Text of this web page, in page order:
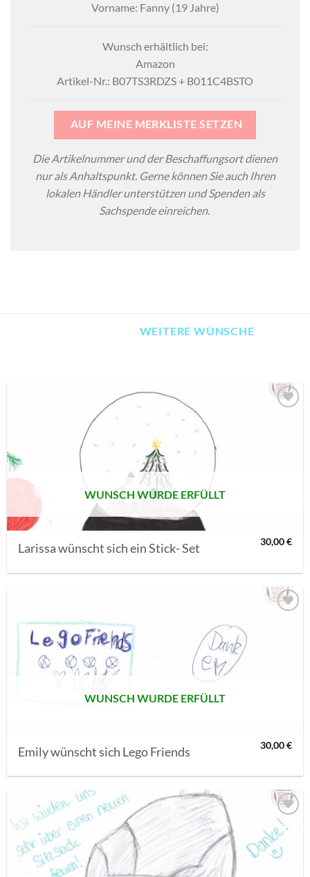
Vorname: Fanny (19 Jahre)
Wunsch erhältlich bei:
Amazon
Artikel-Nr.: B07TS3RDZS + B011C4BSTO
AUF MEINE MERKLISTE SETZEN
Die Artikelnummer und der Beschaffungsort dienen
nur als Anhaltspunkt. Gerne können Sie auch Ihren
lokalen Händler unterstützen und Spenden als
Sachspende einreichen.
WEITERE WÜNSCHE
WUNSCH WURDE ERFÜLLT
Larissa wünscht sich ein Stick- Set 30,00€
MERKLISTE
SETZEN
WUNSCH WURDE ERFÜLLT
Emily wünscht sich Lego Friends 30,00€
AUF MEINE
MERKLISTE
SETZEN